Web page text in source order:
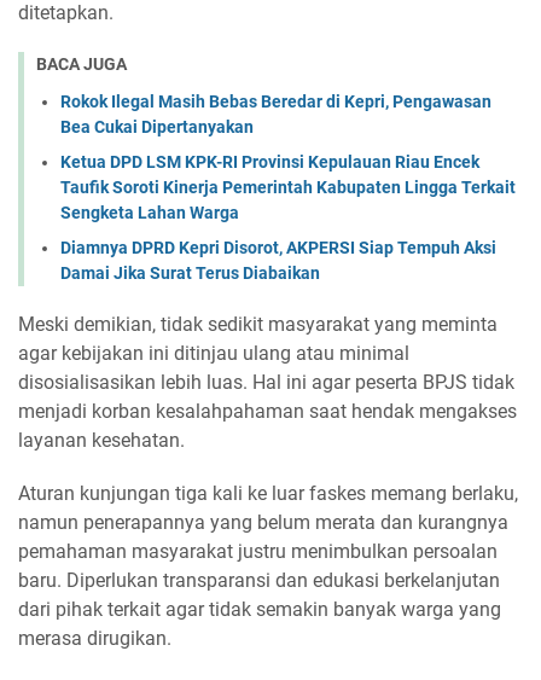
ditetapkan.
BACA JUGA
Rokok Ilegal Masih Bebas Beredar di Kepri, Pengawasan
Bea Cukai Dipertanyakan
Ketua DPD LSM KPK-RI Provinsi Kepulauan Riau Encek
Taufik Soroti Kinerja Pemerintah Kabupaten Lingga Terkait
Sengketa Lahan Warga
Diamnya DPRD Kepri Disorot, AKPERSI Siap Tempuh Aksi
Damai Jika Surat Terus Diabaikan
Meski demikian, tidak sedikit masyarakat yang meminta
agar kebijakan ini ditinjau ulang atau minimal
disosialisasikan lebih luas. Hal ini agar peserta BPJS tidak
menjadi korban kesalahpahaman saat hendak mengakses
layanan kesehatan.
Aturan kunjungan tiga kali ke luar faskes memang berlaku,
namun penerapannya yang belum merata dan kurangnya
pemahaman masyarakat justru menimbulkan persoalan
baru. Diperlukan transparansi dan edukasi berkelanjutan
dari pihak terkait agar tidak semakin banyak warga yang
merasa dirugikan.